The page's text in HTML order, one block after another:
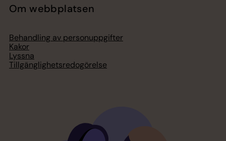
Om webbplatsen
Behandling av personuppgifter
Kakor
Lyssna
Tillgänglighetsredogörelse